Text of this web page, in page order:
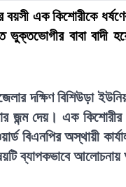
এক কিশোরীকে
বাবা বাদী
দক্ষিণ বিশিউড়া
জন্ম দেয়। এক
বিএনপির অস্থায়ী
ব্যাপকভাবে